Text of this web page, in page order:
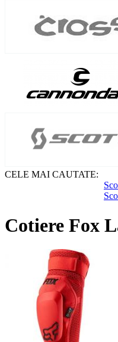
CELE MAI CAUTATE:
Cotiere Fox